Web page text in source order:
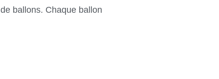
ballons. Chaque ballon